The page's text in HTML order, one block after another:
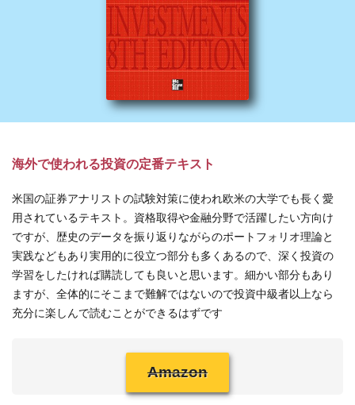
海外で使われる投資の定番テキスト
米国の証券アナリストの試験対策に使われ欧米の大学でも長く愛
用されているテキスト。資格取得や金融分野で活躍したい方向け
ですが、歴史のデータを振り返りながらのポートフォリオ理論と
実践などもあり実用的に役立つ部分も多くあるので、深く投資の
学習をしたければ購読しても良いと思います。細かい部分もあり
ますが、全体的にそこまで難解ではないので投資中級者以上なら
充分に楽しんで読むことができるはずです
Amazon